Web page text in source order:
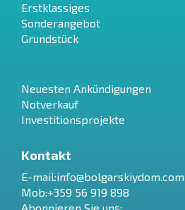
Erstklassiges
Sonderangebot
Grundstück
Neuesten Ankündigungen
Notverkauf
Investitionsprojekte
Kontakt
E-mail:info@bolgarskiydom.com
Mob:+359 56 919 898